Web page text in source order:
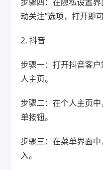
动关注”选项，打开即可
2. 抖音
步骤一：打开抖音客
人主页。
步骤二：在个人主页
单按钮。
步骤三：在菜单界面
入。